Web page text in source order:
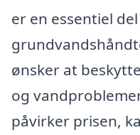
er en essentiel
ønsker at
og
påvirker prisen,